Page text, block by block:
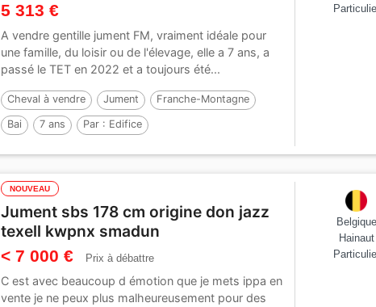
5 313 €
A vendre gentille jument FM, vraiment idéale pour
une famille, du loisir ou de l'élevage, elle a 7 ans, a
passé le TET en 2022 et a toujours été...
Cheval à vendre Jument Franche-Montagne
Bai 7 ans Par : Edifice
NOUVEAU
Jument sbs 178 cm origine don jazz
texell kwpnx smadun
< 7 000 € Prix à débattre
C est avec beaucoup d émotion que je mets ippa en
vente je ne peux plus malheureusement pour des
Belgique
Hainaut